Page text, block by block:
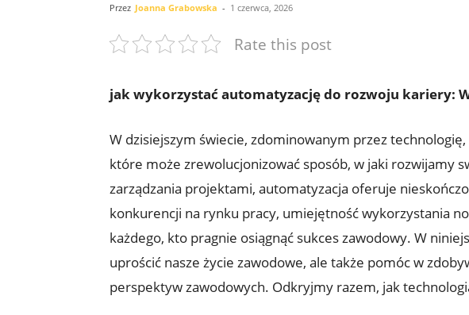
Przez Joanna Grabowska - 1 czerwca, 2026
Rate this post
jak wykorzystać automatyzację do rozwoju kariery:
W dzisiejszym świecie, zdominowanym przez
które może zrewolucjonizować sposób, w jaki rozwijamy
zarządzania projektami, automatyzacja oferuje
konkurencji na rynku pracy, umiejętność wykorzystania
każdego, kto pragnie osiągnąć sukces zawodowy. W
uprościć nasze życie zawodowe, ale także pomóc w
perspektyw zawodowych. Odkryjmy razem, jak